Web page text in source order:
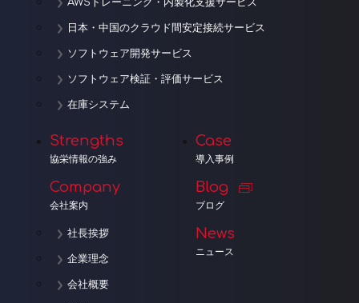
AWSトレーニング・内製化支援サービス
日本・中国のクラウド間安定接続サービス
ソフトウェア開発サービス
ソフトウェア検証・評価サービス
在庫システム
Strengths
協栄情報の強み
Company
会社案内
社長挨拶
企業理念
会社概要
Case
導入事例
Blog
ブログ
News
ニュース